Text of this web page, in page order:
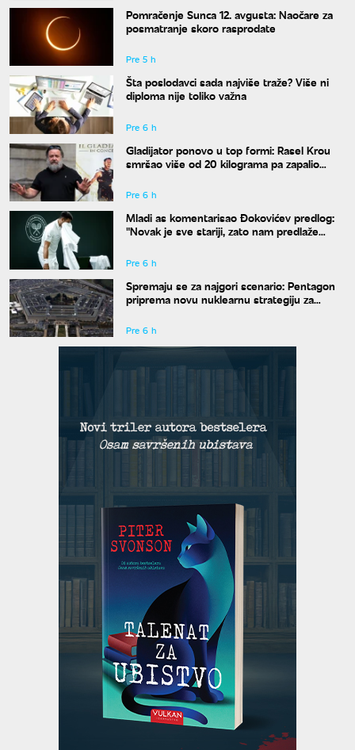
Pomračenje Sunca 12. avgusta: Naočare za
posmatranje skoro rasprodate
Pre 5 h
Šta poslodavci sada najviše traže? Više ni
diploma nije toliko važna
Pre 6 h
Gladijator ponovo u top formi: Rasel Krou
smršao više od 20 kilograma pa zapalio
Pre 6 h
Mladi as komentarisao Đokovićev predlog:
"Novak je sve stariji, zato nam predlaže
Pre 6 h
Spremaju se za najgori scenario: Pentagon
priprema novu nuklearnu strategiju za
Pre 6 h